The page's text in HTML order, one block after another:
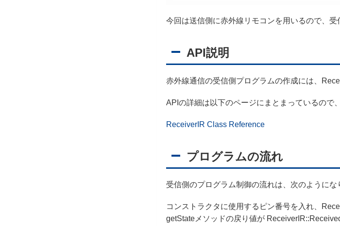
今回は送信側に赤外線リモコンを用いるので、受
API説明
赤外線通信の受信側プログラムの作成には、
APIの詳細は以下のページにまとまっているので
ReceiverIR Class Reference
プログラムの流れ
受信側のプログラム制御の流れは、次のようにな
コンストラクタに使用するピン番号を入れ、
getStateメソッドの戻り値が